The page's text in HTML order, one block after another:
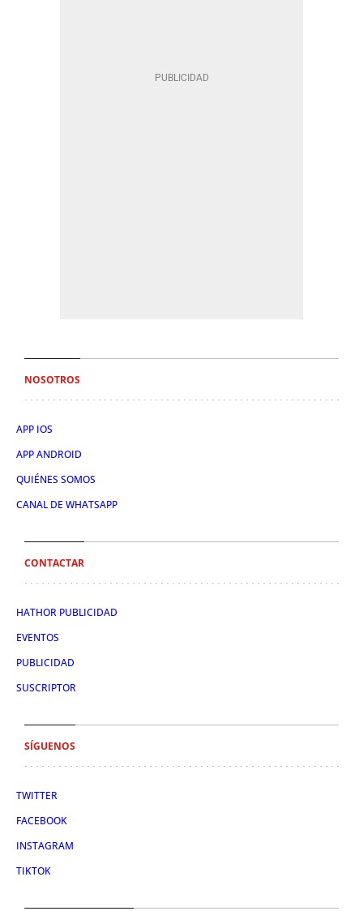
NOSOTROS
APP IOS
APP ANDROID
QUIÉNES SOMOS
CANAL DE WHATSAPP
CONTACTAR
HATHOR PUBLICIDAD
EVENTOS
PUBLICIDAD
SUSCRIPTOR
SÍGUENOS
TWITTER
FACEBOOK
INSTAGRAM
TIKTOK